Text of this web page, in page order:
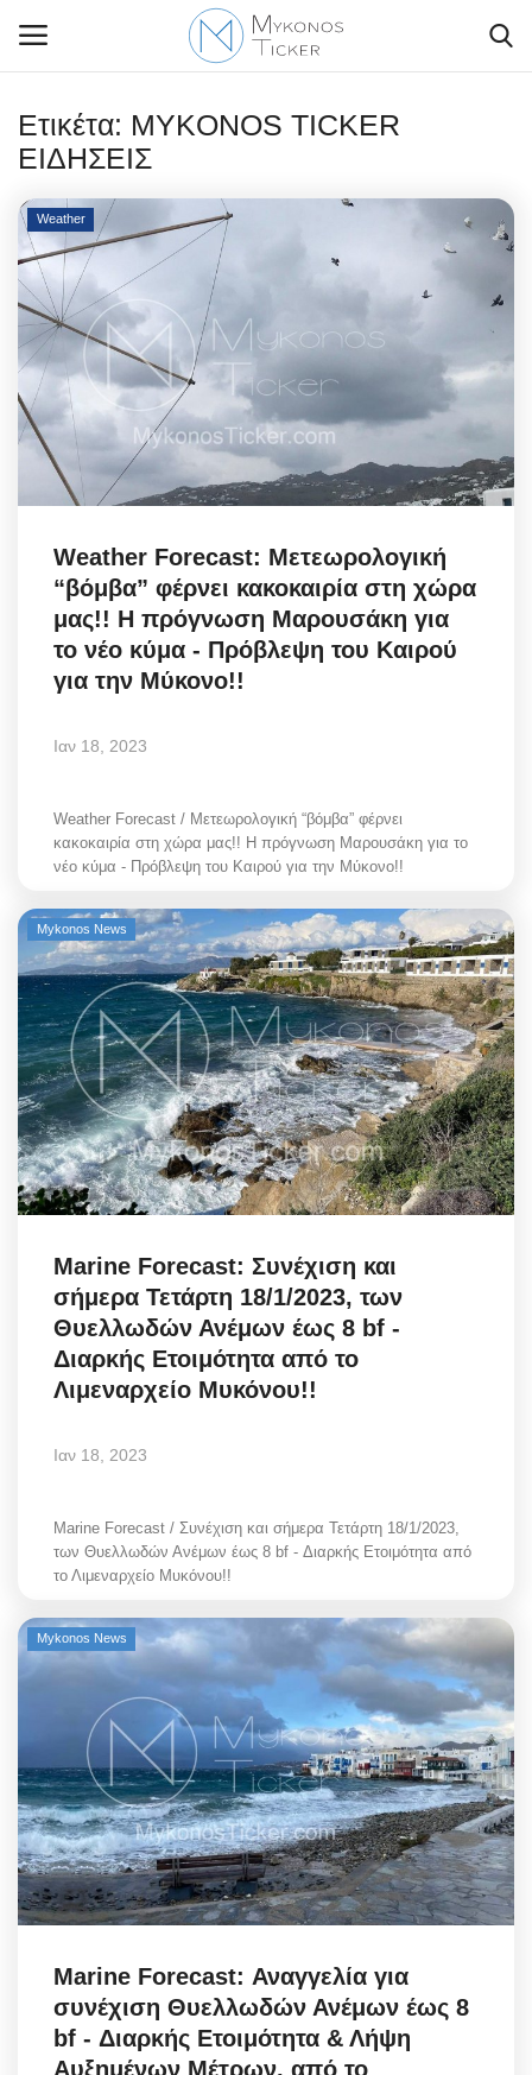
Politique
Business
Travel
World
Style Adorés
Greece
Entertainment
Arts & Culture
Mykonos
Sustainability
Health
In Pictures
Science & Tech
Aegean Islands
Σεβασμιώτατος Δωρόθεος Β’
Cost Of Living Crisis
Opinion + Analysis
L’Art des Sens
All News
Local Elections 2023
About
Elections 2023
Ελληνικά English
Ετικέτα: MYKONOS TICKER
ΕΙΔΗΣΕΙΣ
Weather
Weather Forecast: Μετεωρολογική
“βόμβα” φέρνει κακοκαιρία στη χώρα
μας!! Η πρόγνωση Μαρουσάκη για
το νέο κύμα - Πρόβλεψη του Καιρού
για την Μύκονο!!
Ιαν 18, 2023
Weather Forecast / Μετεωρολογική “βόμβα” φέρνει
κακοκαιρία στη χώρα μας!! Η πρόγνωση Μαρουσάκη για το
νέο κύμα - Πρόβλεψη του Καιρού για την Μύκονο!!
Mykonos News
Marine Forecast: Συνέχιση και
σήμερα Τετάρτη 18/1/2023, των
Θυελλωδών Ανέμων έως 8 bf -
Διαρκής Ετοιμότητα από το
Λιμεναρχείο Μυκόνου!!
Ιαν 18, 2023
Marine Forecast / Συνέχιση και σήμερα Τετάρτη 18/1/2023,
των Θυελλωδών Ανέμων έως 8 bf - Διαρκής Ετοιμότητα από
το Λιμεναρχείο Μυκόνου!!
Mykonos News
Marine Forecast: Αναγγελία για
συνέχιση Θυελλωδών Ανέμων έως 8
bf - Διαρκής Ετοιμότητα & Λήψη
Αυξημένων Μέτρων, από το